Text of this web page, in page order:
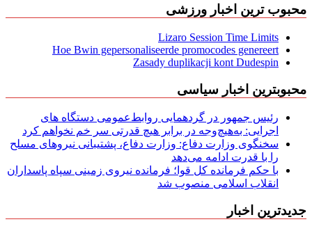
محبوب ترین اخبار ورزشی
Lizaro Session Time Limits
Hoe Bwin gepersonaliseerde promocodes genereert
Zasady duplikacji kont Dudespin
محبوبترین اخبار سیاسی
رئیس جمهور در گردهمایی روابط‌عمومی دستگاه های
اجرایی: به‌هیچ‌وجه در برابر هیچ قدرتی سر خم نخواهم کرد
سخنگوی وزارت دفاع: وزارت دفاع، پشتیبانی نیرو‌های مسلح
را با قدرت ادامه می‌دهد
با حکم فرمانده کل قوا؛ فرمانده نیروی زمینی سپاه پاسداران
انقلاب اسلامی منصوب شد
جدیدترین اخبار